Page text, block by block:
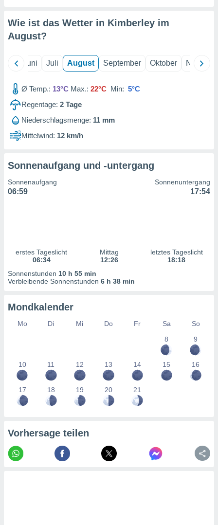
zur
von
zur
der
von
von
durch
von
1199
Wie ist das Wetter in Kimberley im
August?
Juni Juli August September Oktober
Ø Temp.: 13°C Max.: 22°C Min: 5°C
Regentage: 2 Tage
Niederschlagsmenge: 11 mm
Mittelwind: 12 km/h
Sonnenaufgang und -untergang
Sonnenaufgang
06:59
Sonnenuntergang
17:54
erstes Tageslicht
06:34
Mittag
12:26
letztes Tageslicht
18:18
Sonnenstunden 10 h 55 min
Verbleibende Sonnenstunden 6 h 38 min
Mondkalender
Mo Di Mi Do Fr Sa
So
8
9
10 11 12 13 14 15 16
17 18 19 20 21
Vorhersage teilen